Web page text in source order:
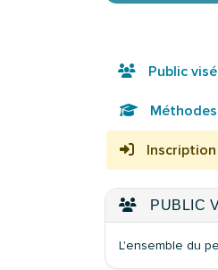
Public visé
Inscription
PUBLIC
L'ensemble du